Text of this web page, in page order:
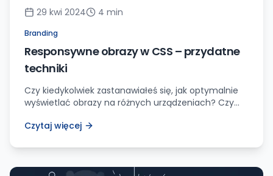
29 kwi 2024 4 min
Branding
Responsywne obrazy w CSS – przydatne
techniki
Czy kiedykolwiek zastanawiałeś się, jak optymalnie
wyświetlać obrazy na różnych urządzeniach? Czy
pomóc Ci w tym zadaniu? Szykuj się, bo zaraz
na ten temat! Jako miłośnik stron internetowych i
Czytaj więcej